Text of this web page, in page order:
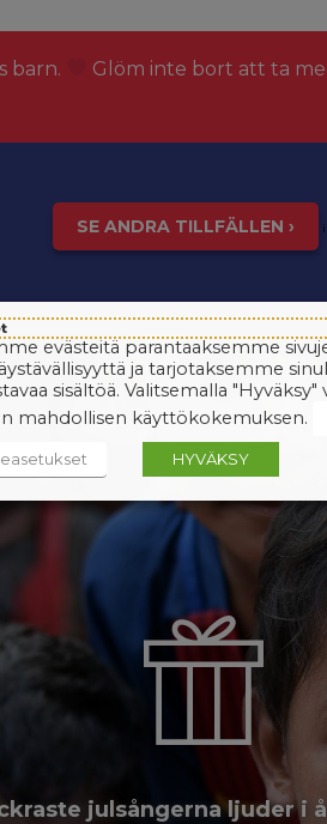
barn.
Glöm inte bort att ta
SE ANDRA TILLFÄLLEN ›
julsångerna ljuder i
evästeitä parantaaksemme
ja tarjotaksemme
sisältöä. Valitsemalla "Hyväksy"
mahdollisen käyttökokemuksen.
HYVÄKSY